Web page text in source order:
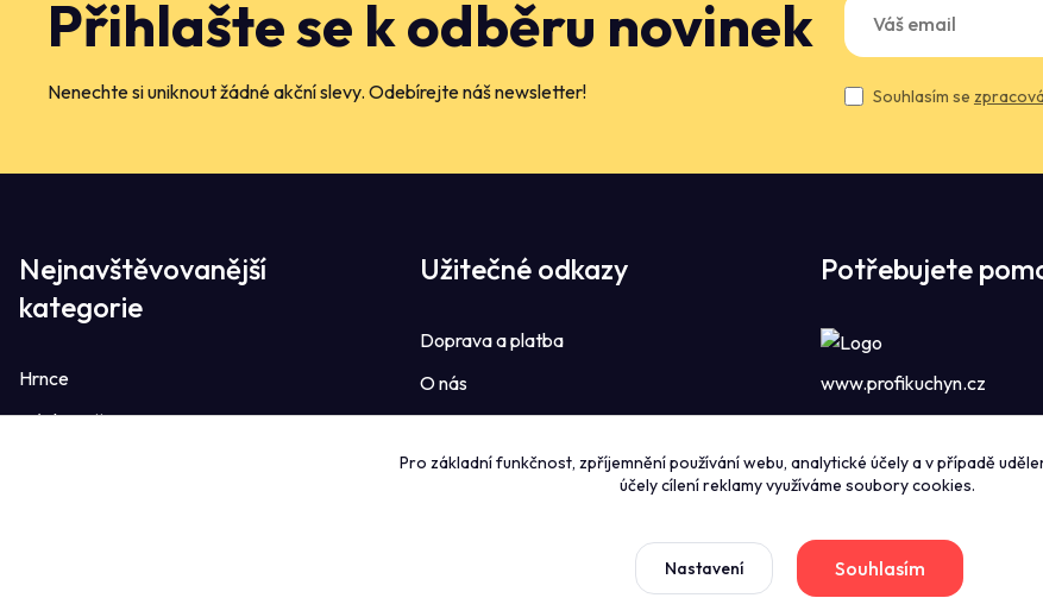
Přihlašte se k odběru novinek
Nenechte si uniknout žádné akční slevy. Odebírejte náš newsletter! Souhlasím se
Nejnavštěvovanější
kategorie
Hrnce
Dávkovače
Užitečné odkazy
Doprava a platba
O nás
Ověřeno zákazníky
Potřebujete
www.profikuchyn.cz
sales@profikuchyn.cz
Pro základní funkčnost, zpříjemnění používání webu, analytické účely a v případě
účely cílení reklamy využíváme soubory cookies.
Nastavení Souhlasím